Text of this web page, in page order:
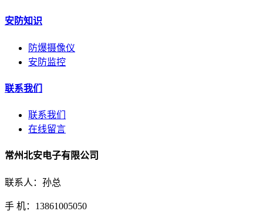
安防知识
防爆摄像仪
安防监控
联系我们
联系我们
在线留言
常州北安电子有限公司
联系人：孙总
手 机：13861005050